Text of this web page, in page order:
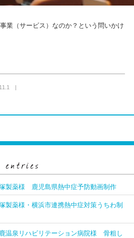
業（サービス）なのか？という問いかけ
|
塚製薬様 鹿児島県熱中症予防動画制作
製薬様・横浜市連携熱中症対策うちわ制
鹿温泉リハビリテーション病院様 骨粗し